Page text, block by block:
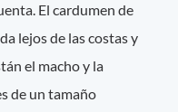
El cardumen de
lejos de las costas y
el macho y la
de un tamaño